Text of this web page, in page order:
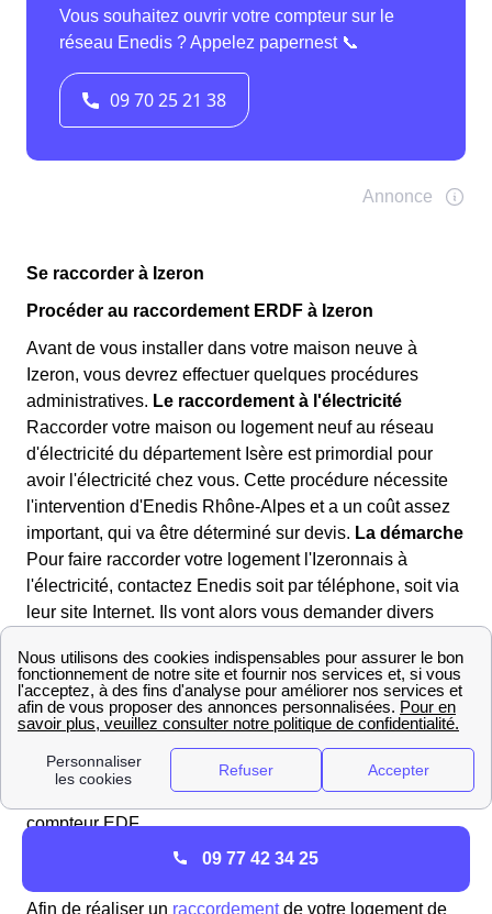
Se raccorder à Izeron
Procéder au raccordement ERDF à Izeron
Avant de vous installer dans votre maison neuve à
Izeron, vous devrez effectuer quelques procédures
administratives. Le raccordement à l'électricité
Raccorder votre maison ou logement neuf au réseau
d'électricité du département Isère est primordial pour
avoir l'électricité chez vous. Cette procédure nécessite
l'intervention d'Enedis Rhône-Alpes et a un coût assez
important, qui va être déterminé sur devis. La démarche
Pour faire raccorder votre logement l'Izeronnais à
l'électricité, contactez Enedis soit par téléphone, soit via
leur site Internet. Ils vont alors vous demander divers
cadastre, le permis de construire délivré par la mairie
d'Izeron...Et ensuite...Il faut s'y prendre trois à six mois
avant votre arrivée effective dans votre logement
d'Izeron pour demander votre raccordement au réseau
électrique. Une fois que celui-ci sera fait, vous allez
pouvoir souscrire un contrat et mettre en service le
compteur EDF.
Afin de réaliser un raccordementde votre logement de
09 77 42 34 25